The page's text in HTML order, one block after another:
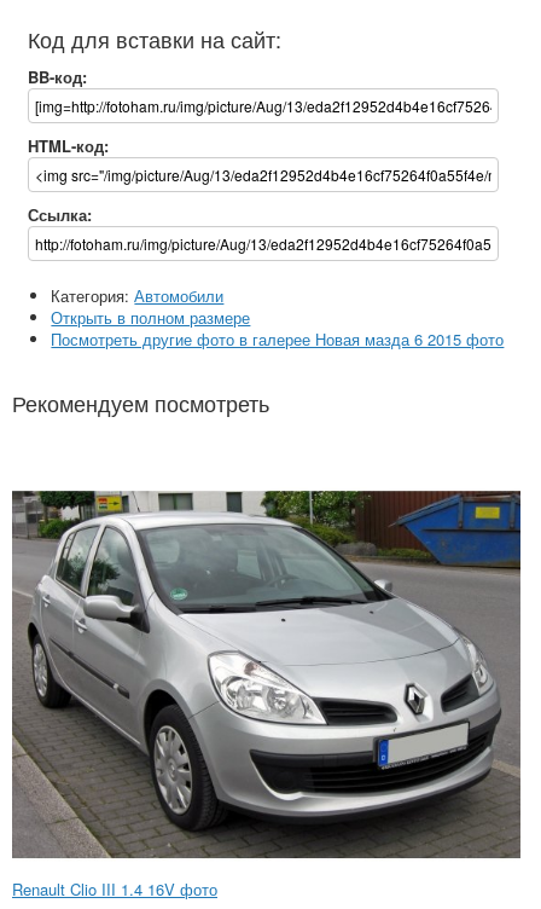
Код для вставки на сайт:
BB-код:
HTML-код:
Ссылка:
Категория:Автомобили
Открыть в полном размере
Посмотреть другие фото в галерее Новая мазда 6 2015 фото
Рекомендуем посмотреть
Renault Clio III 1.4 16V фото